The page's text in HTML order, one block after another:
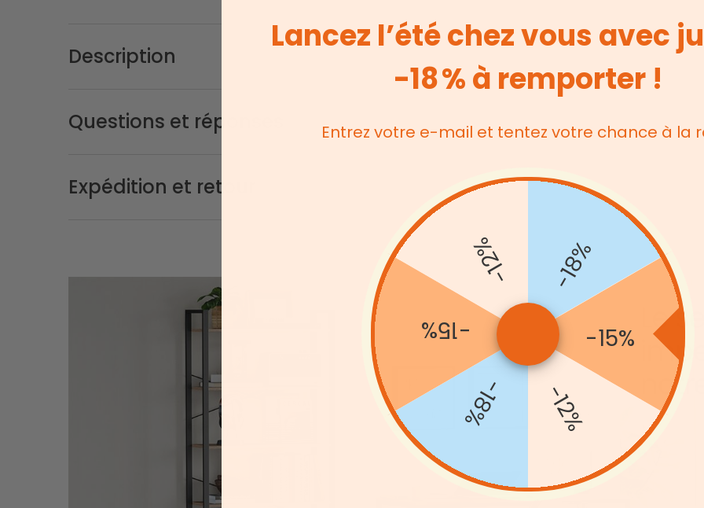
Description
Questions et réponses
Expédition et retour
Lancez l’été chez vous avec
-18 % à remporter !
Entrez votre e-mail et tentez votre chance à la
-18%
-15%
-12%
-18%
-15%
-12%